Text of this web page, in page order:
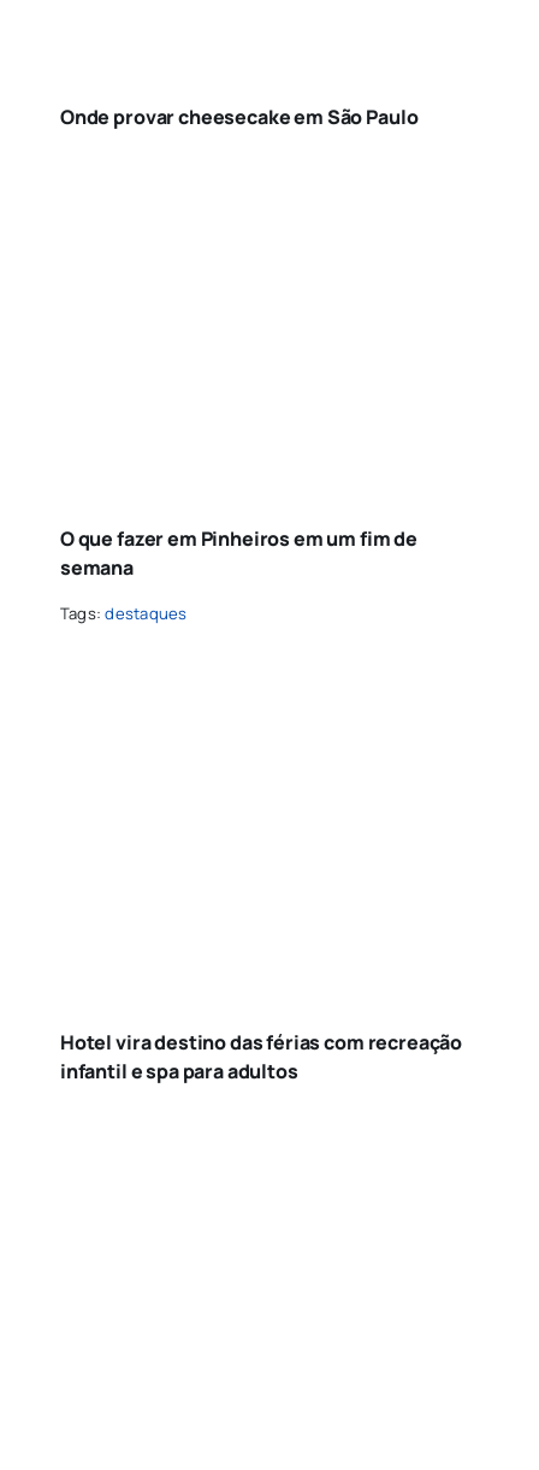
Onde provar cheesecake em São Paulo
O que fazer em Pinheiros em um fim de
semana
Tags:destaques
Hotel vira destino das férias com recreação
infantil e spa para adultos